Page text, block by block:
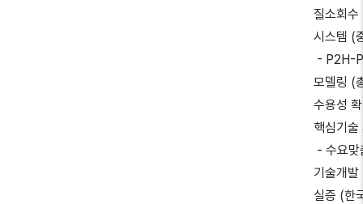
질소회수
시스템 (
- P2H-
모델링 (
수용성
핵심기
- 수요맞
기술개발
실증 (한